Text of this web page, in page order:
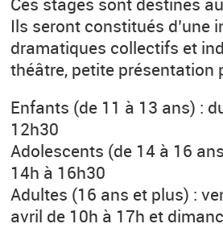
Ils seront constitués d’une
dramatiques collectifs et
théâtre, petite présentation
Enfants (de 11 à 13 ans) :
12h30
Adolescents (de 14 à 16
14h à 16h30
Adultes (16 ans et plus) :
avril de 10h à 17h et